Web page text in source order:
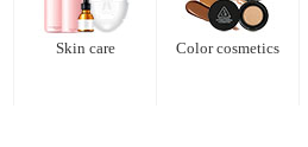
Skin care Color cosmetics